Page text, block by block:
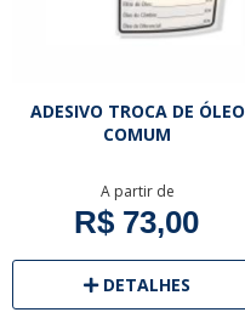
ADESIVO TROCA DE ÓLEO
COMUM
A partir de
R$ 73,00
DETALHES